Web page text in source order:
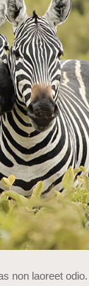
non laoreet